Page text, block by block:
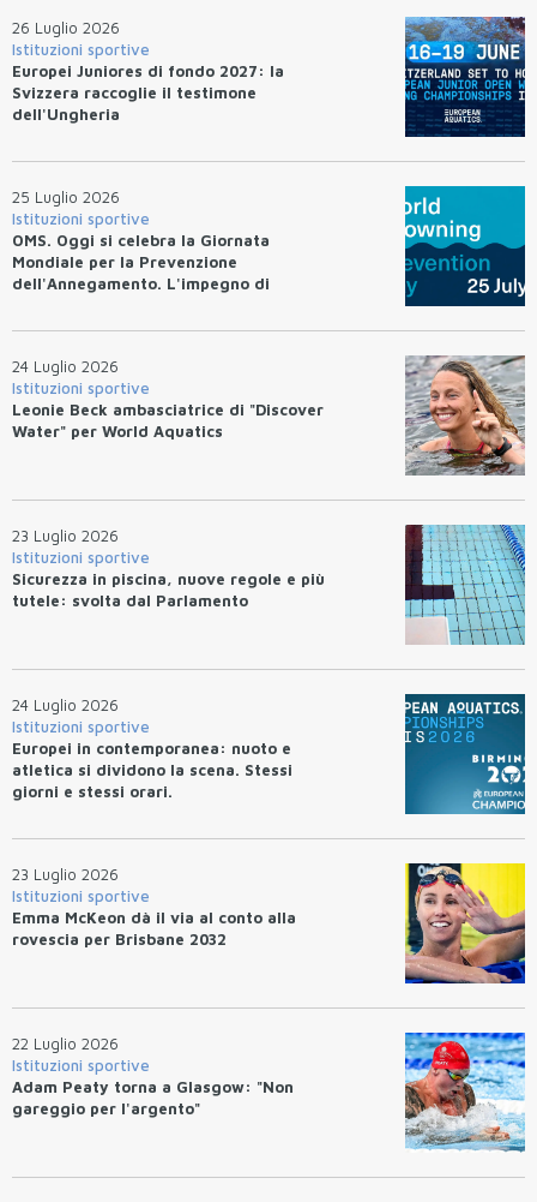
26 Luglio 2026
Istituzioni sportive
Europei Juniores di fondo 2027: la
Svizzera raccoglie il testimone
dell'Ungheria
25 Luglio 2026
Istituzioni sportive
OMS. Oggi si celebra la Giornata
Mondiale per la Prevenzione
dell'Annegamento. L'impegno di
24 Luglio 2026
Istituzioni sportive
Leonie Beck ambasciatrice di "Discover
Water" per World Aquatics
23 Luglio 2026
Istituzioni sportive
Sicurezza in piscina, nuove regole e più
tutele: svolta dal Parlamento
24 Luglio 2026
Istituzioni sportive
Europei in contemporanea: nuoto e
atletica si dividono la scena. Stessi
giorni e stessi orari.
23 Luglio 2026
Istituzioni sportive
Emma McKeon dà il via al conto alla
rovescia per Brisbane 2032
22 Luglio 2026
Istituzioni sportive
Adam Peaty torna a Glasgow: "Non
gareggio per l'argento"